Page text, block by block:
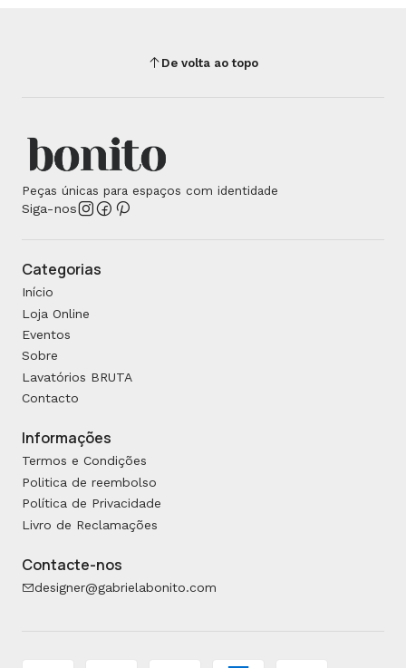
De volta ao topo
Peças únicas para espaços com identidade
Siga-nos
Categorias
Início
Loja Online
Eventos
Sobre
Lavatórios BRUTA
Contacto
Informações
Termos e Condições
Politica de reembolso
Política de Privacidade
Livro de Reclamações
Contacte-nos
designer@gabrielabonito.com